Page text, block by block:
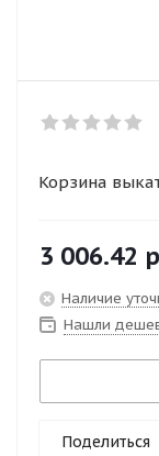
Корзина
3 006.42
Наличие
Нашли
Поделиться